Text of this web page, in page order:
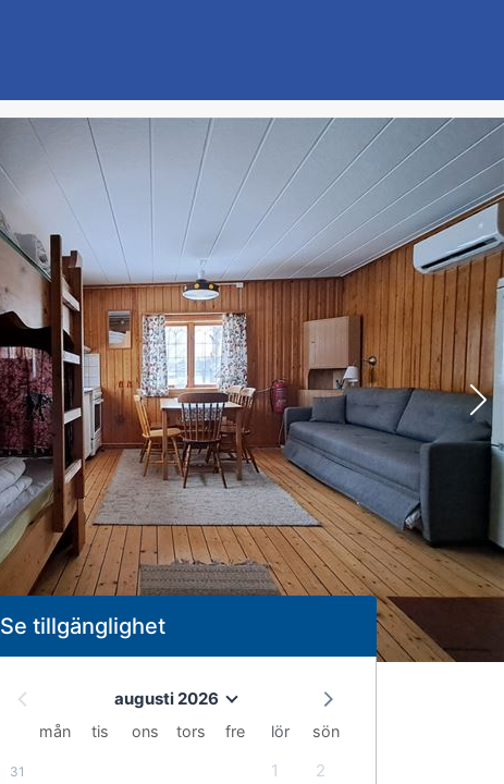
Se tillgänglighet
augusti 2026
mån tis ons tors fre lör sön
31 1 2